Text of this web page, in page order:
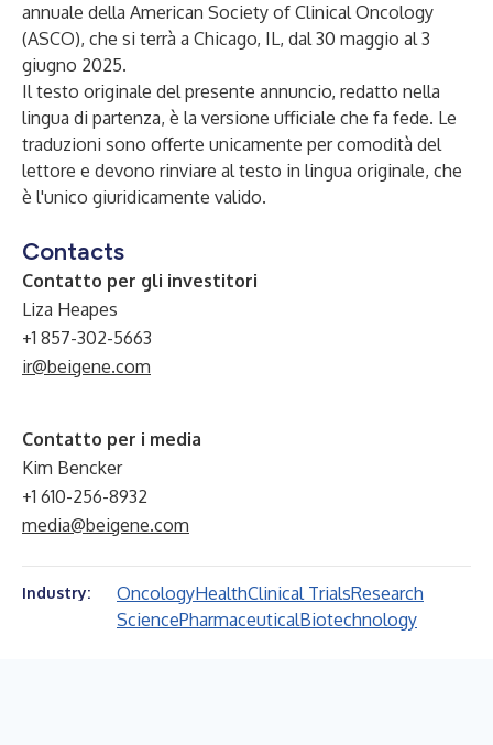
annuale della American Society of Clinical Oncology
(ASCO), che si terrà a Chicago, IL, dal 30 maggio al 3
giugno 2025.
Il testo originale del presente annuncio, redatto nella
lingua di partenza, è la versione ufficiale che fa fede. Le
traduzioni sono offerte unicamente per comodità del
lettore e devono rinviare al testo in lingua originale, che
è l'unico giuridicamente valido.
Contacts
Contatto per gli investitori
Liza Heapes
+1 857-302-5663
ir@beigene.com
Contatto per i media
Kim Bencker
+1 610-256-8932
media@beigene.com
Industry: OncologyHealthClinical TrialsResearch
SciencePharmaceuticalBiotechnology